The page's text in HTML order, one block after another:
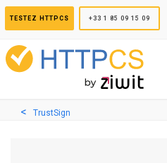
TESTEZ HTTPCS +33 1 85 09 15 09
TrustSign
Panneau de gestion des cookies